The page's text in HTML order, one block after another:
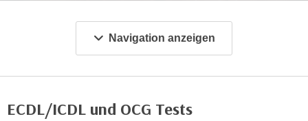
Navigation anzeigen
ECDL/ICDL und OCG Tests
e